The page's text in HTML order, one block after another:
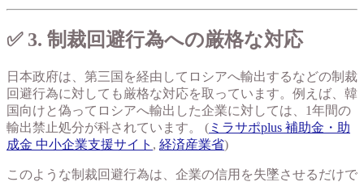
✅ 3. 制裁回避行為への厳格な対応
日本政府は、第三国を経由してロシアへ輸出するなどの制裁
回避行為に対しても厳格な対応を取っています。例えば、韓
国向けと偽ってロシアへ輸出した企業に対しては、1年間の
輸出禁止処分が科されています。 ( ミラサポplus 補助金・助
成金 中小企業支援サイト , 経済産業省)
このような制裁回避行為は、企業の信用を失墜させるだけで